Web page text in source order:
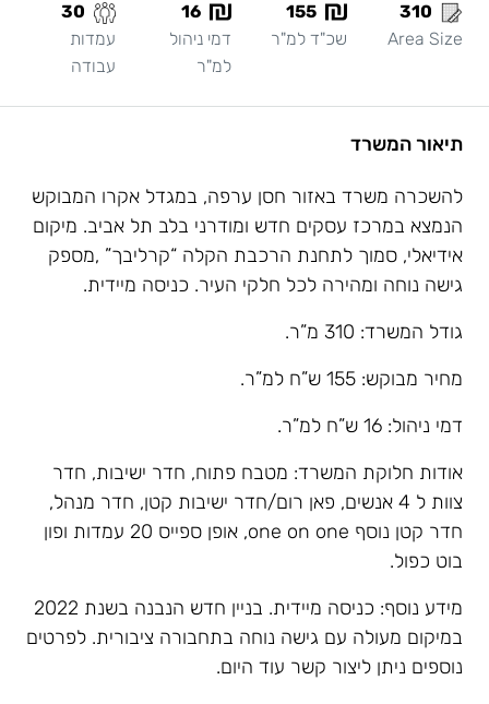
310
Area Size
155
שכ"ד למ"ר
16
דמי ניהול
למ"ר
30
עמדות
עבודה
תיאור המשרד
להשכרה משרד באזור חסן ערפה, במגדל אקרו המבוקש
הנמצא במרכז עסקים חדש ומודרני בלב תל אביב. מיקום
אידיאלי, סמוך לתחנת הרכבת הקלה “קרליבך” ,מספק
גישה נוחה ומהירה לכל חלקי העיר. כניסה מיידית.
גודל המשרד: 310 מ”ר.
מחיר מבוקש: 155 ש”ח למ”ר.
דמי ניהול: 16 ש”ח למ”ר.
אודות חלוקת המשרד: מטבח פתוח, חדר ישיבות, חדר
צוות ל 4 אנשים, פאן רום/חדר ישיבות קטן, חדר מנהל,
חדר קטן נוסף one on one, אופן ספייס 20 עמדות ופון
בוט כפול.
מידע נוסף: כניסה מיידית. בניין חדש הנבנה בשנת 2022
במיקום מעולה עם גישה נוחה בתחבורה ציבורית. לפרטים
נוספים ניתן ליצור קשר עוד היום.